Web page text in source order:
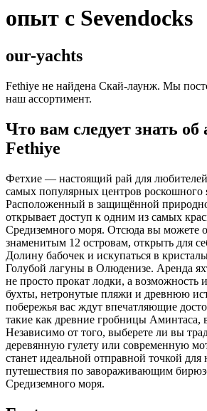
опыт с Sevendocks
our-yachts
Fethiye не найдена Скай-лаунж. Мы
наш ассортимент.
Что вам следует знать об
Fethiye
Фетхие — настоящий рай для
самых популярных центров роскошного
Расположенный в защищённой
открывает доступ к одним из самых
Средиземного моря. Отсюда вы можете
знаменитым 12 островам, открыть для
Долину бабочек и искупаться в
Голубой лагуны в Олюденизе. Аренда
не просто прокат лодки, а возможность
бухты, нетронутые пляжи и древнюю
побережья вас ждут впечатляющие
такие как древние гробницы Аминтаса,
Независимо от того, выберете ли вы
деревянную гулету или современную
станет идеальной отправной точкой для
путешествия по завораживающим
Средиземного моря.